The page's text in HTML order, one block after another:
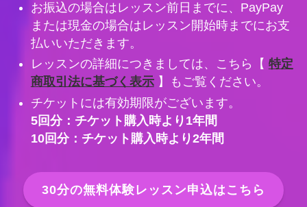
お振込の場合はレッスン前日までに、PayPay
または現金の場合はレッスン開始時までにお支
払いいただきます。
レッスンの詳細につきましては、こちら【 特定
商取引法に基づく表示】もご覧ください。
チケットには有効期限がございます。
5回分：チケット購入時より1年間
10回分：チケット購入時より2年間
30分の無料体験レッスン申込はこちら